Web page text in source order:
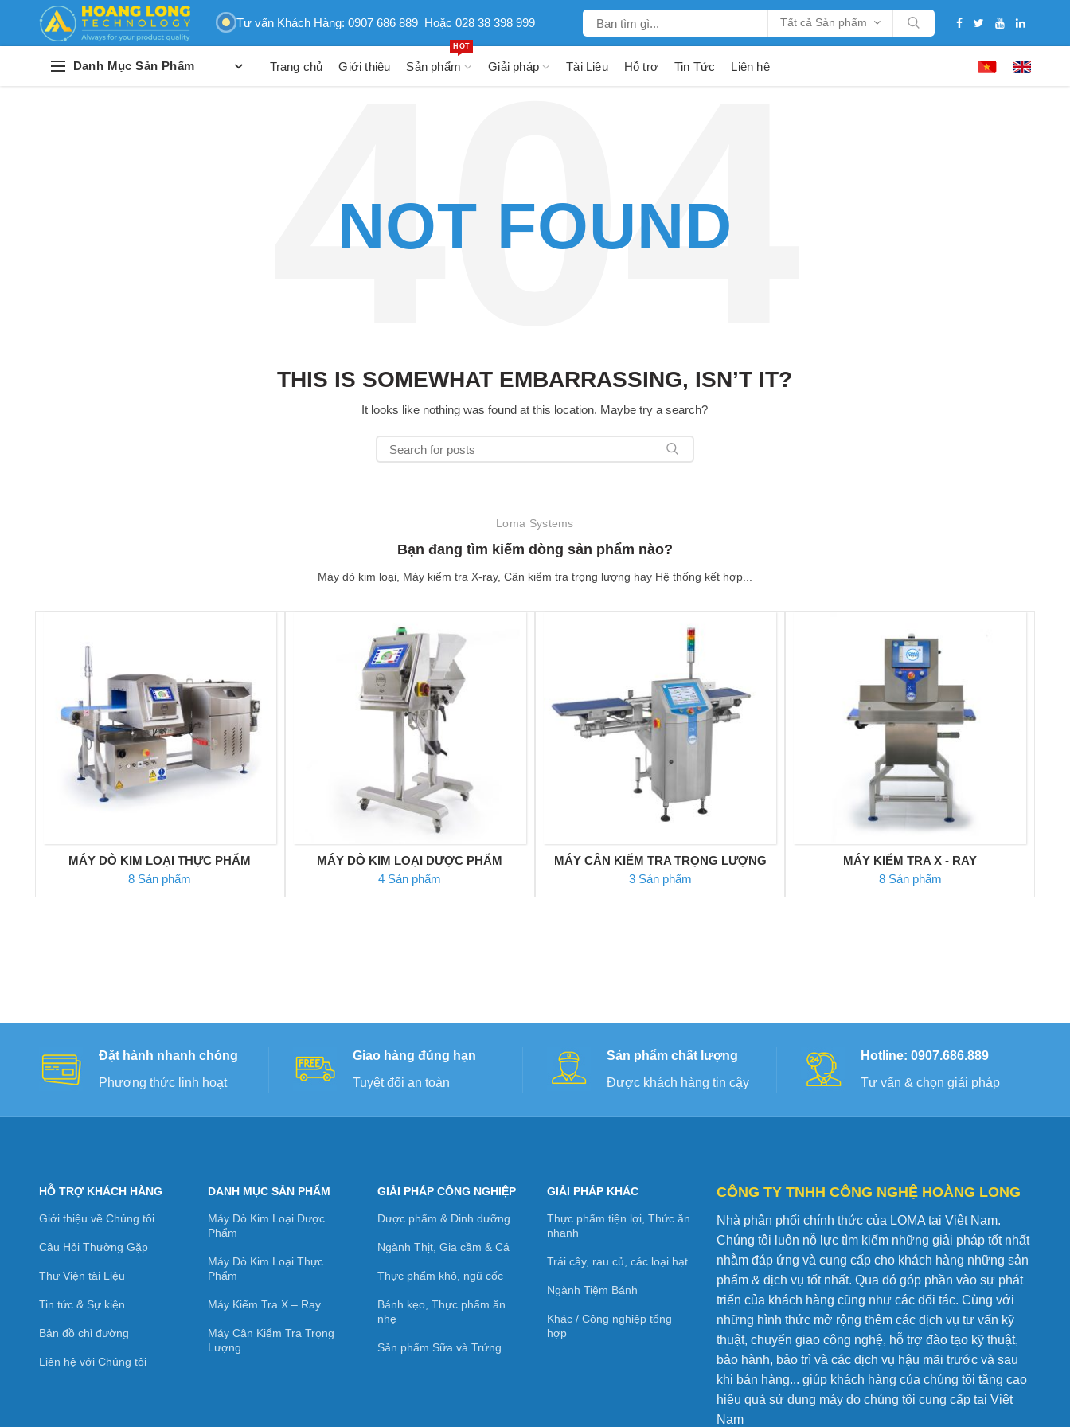
Tư vấn Khách Hàng: 0907 686 889 Hoặc 028 38 398 999 Tất cả Sản phẩm
Danh Mục Sản Phẩm Trang chủ Giới thiệu Sản phẩm
HOT
Giải pháp Tài Liệu Hỗ trợ Tin Tức Liên hệ
NOT FOUND
THIS IS SOMEWHAT EMBARRASSING, ISN’T IT?
It looks like nothing was found at this location. Maybe try a search?
Loma Systems
Bạn đang tìm kiếm dòng sản phẩm nào?
Máy dò kim loại, Máy kiểm tra X-ray, Cân kiểm tra trọng lượng hay Hệ thống kết hợp...
MÁY DÒ KIM LOẠI THỰC PHẨM
8 Sản phẩm
MÁY DÒ KIM LOẠI DƯỢC PHẨM
4 Sản phẩm
MÁY CÂN KIỂM TRA TRỌNG LƯỢNG
3 Sản phẩm
MÁY KIỂM TRA X - RAY
8 Sản phẩm
Đặt hành nhanh chóng
Phương thức linh hoạt
Giao hàng đúng hạn
Tuyệt đối an toàn
Sản phẩm chất lượng
Được khách hàng tin cậy
Hotline: 0907.686.889
Tư vấn & chọn giải pháp
HỖ TRỢ KHÁCH HÀNG
Giới thiệu về Chúng tôi
Câu Hỏi Thường Gặp
Thư Viện tài Liệu
Tin tức & Sự kiện
Bản đồ chỉ đường
Liên hệ với Chúng tôi
DANH MỤC SẢN PHẨM
Máy Dò Kim Loại Dược
Phẩm
Máy Dò Kim Loại Thực
Phẩm
Máy Kiểm Tra X – Ray
Máy Cân Kiểm Tra Trọng
Lượng
GIẢI PHÁP CÔNG NGHIỆP
Dược phẩm & Dinh dưỡng
Ngành Thịt, Gia cầm & Cá
Thực phẩm khô, ngũ cốc
Bánh kẹo, Thực phẩm ăn
nhẹ
Sản phẩm Sữa và Trứng
GIẢI PHÁP KHÁC
Thực phẩm tiện lợi, Thức ăn
nhanh
Trái cây, rau củ, các loại hạt
Ngành Tiệm Bánh
Khác / Công nghiệp tổng
hợp
CÔNG TY TNHH CÔNG NGHỆ HOÀNG LONG
Nhà phân phối chính thức của LOMA tại Việt Nam.
Chúng tôi luôn nỗ lực tìm kiếm những giải pháp tốt nhất
nhằm đáp ứng và cung cấp cho khách hàng những sản
phẩm & dịch vụ tốt nhất. Qua đó góp phần vào sự phát
triển của khách hàng cũng như các đối tác. Cùng với
những hình thức mở rộng thêm các dịch vụ tư vấn kỹ
thuật, chuyển giao công nghệ, hỗ trợ đào tạo kỹ thuật,
bảo hành, bảo trì và các dịch vụ hậu mãi trước và sau
khi bán hàng... giúp khách hàng của chúng tôi tăng cao
hiệu quả sử dụng máy do chúng tôi cung cấp tại Việt
Nam